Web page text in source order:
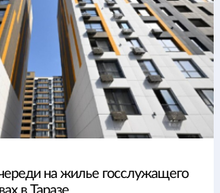
на жилье госслужащего